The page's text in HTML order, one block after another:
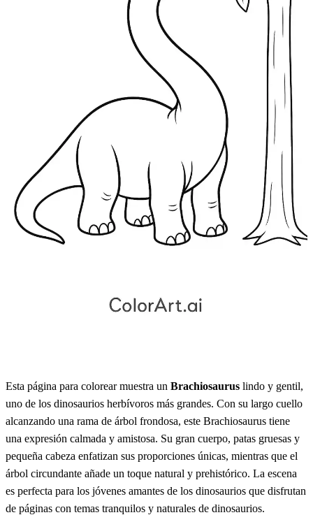
Esta página para colorear muestra un Brachiosaurus lindo y gentil,
uno de los dinosaurios herbívoros más grandes. Con su largo cuello
alcanzando una rama de árbol frondosa, este Brachiosaurus tiene
una expresión calmada y amistosa. Su gran cuerpo, patas gruesas y
pequeña cabeza enfatizan sus proporciones únicas, mientras que el
árbol circundante añade un toque natural y prehistórico. La escena
es perfecta para los jóvenes amantes de los dinosaurios que disfrutan
de páginas con temas tranquilos y naturales de dinosaurios.